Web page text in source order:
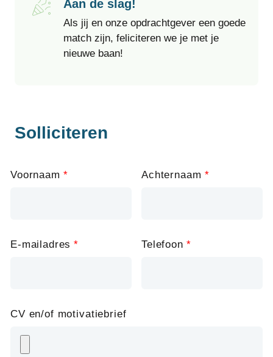
Aan de slag!
Als jij en onze opdrachtgever een goede
match zijn, feliciteren we je met je
nieuwe baan!
Solliciteren
this
Voornaam Achternaam
E-mailadres Telefoon
CV en/of motivatiebrief